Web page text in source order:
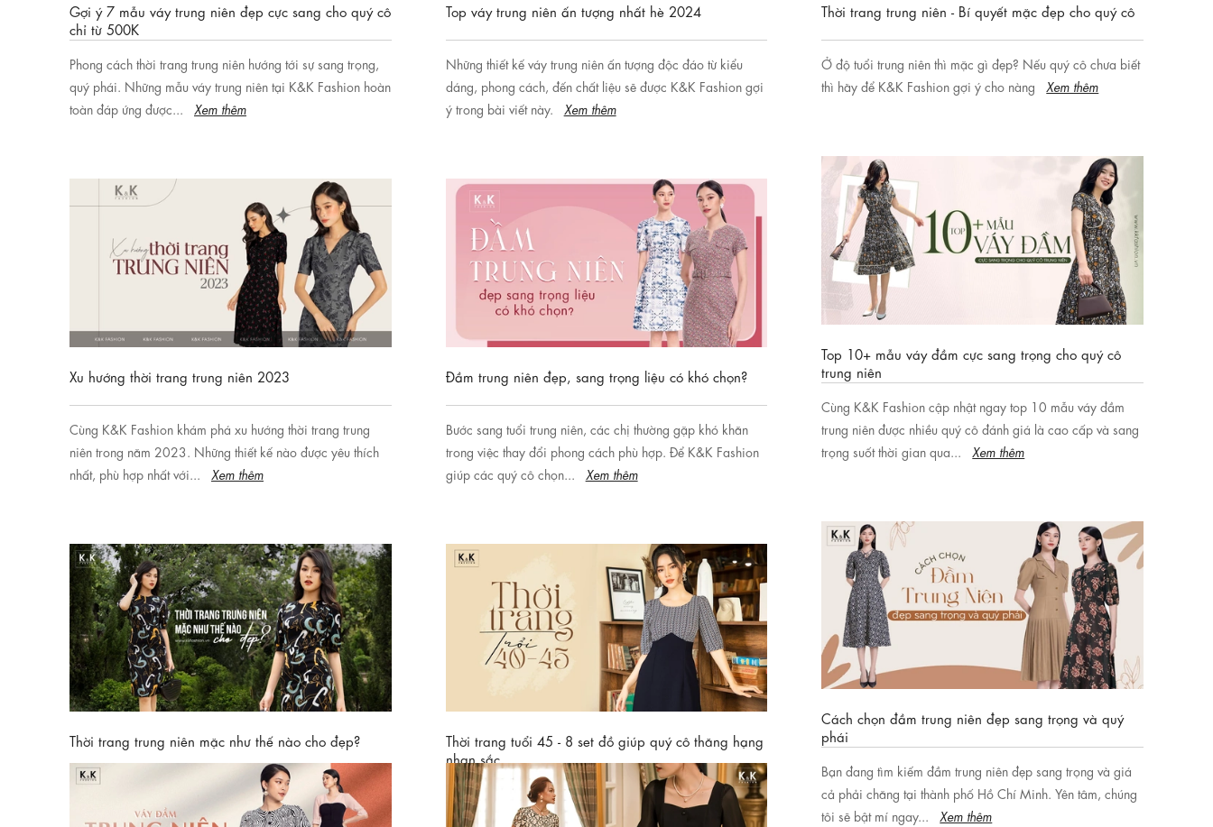
Gợi ý 7 mẫu váy trung niên đẹp cực sang cho quý cô
chỉ từ 500K
Phong cách thời trang trung niên hướng tới sự sang trọng,
quý phái. Những mẫu váy trung niên tại K&K Fashion hoàn
toàn đáp ứng được...
Xem thêm
Top váy trung niên ấn tượng nhất hè 2024
Những thiết kế váy trung niên ấn tượng độc đáo từ kiểu
dáng, phong cách, đến chất liệu sẽ được K&K Fashion gợi
ý trong bài viết này.
Xem thêm
Thời trang trung niên - Bí quyết mặc đẹp cho quý cô
Ở độ tuổi trung niên thì mặc gì đẹp? Nếu quý cô chưa biết
thì hãy để K&K Fashion gợi ý cho nàng
Xem thêm
Top 10+ mẫu váy đầm cực sang trọng cho quý cô
trung niên
Cùng K&K Fashion cập nhật ngay top 10 mẫu váy đầm
trung niên được nhiều quý cô đánh giá là cao cấp và sang
trọng suốt thời gian qua...
Xem thêm
Xu hướng thời trang trung niên 2023
Cùng K&K Fashion khám phá xu hướng thời trang trung
niên trong năm 2023. Những thiết kế nào được yêu thích
nhất, phù hợp nhất với...
Xem thêm
Đầm trung niên đẹp, sang trọng liệu có khó chọn?
Bước sang tuổi trung niên, các chị thường gặp khó khăn
trong việc thay đổi phong cách phù hợp. Để K&K Fashion
giúp các quý cô chọn...
Xem thêm
Cách chọn đầm trung niên đẹp sang trọng và quý
phái
Bạn đang tìm kiếm đầm trung niên đẹp sang trọng và giá
cả phải chăng tại thành phố Hồ Chí Minh. Yên tâm, chúng
tôi sẽ bật mí ngay...
Xem thêm
Thời trang trung niên mặc như thế nào cho đẹp?
Bước sang độ tuổi trung niên, nhiều người gặp khó khăn
trong việc phối đồ. Vì thế, hãy lưu ngay những tips sau về
Thời trang tuổi 45 - 8 set đồ giúp quý cô thăng hạng
nhan sắc
Tưởng khó mà dễ, chị em tuổi trung niên hay còn gọi là
U45, U50 cứ bổ sung ngay vào tủ đồ của mình những set